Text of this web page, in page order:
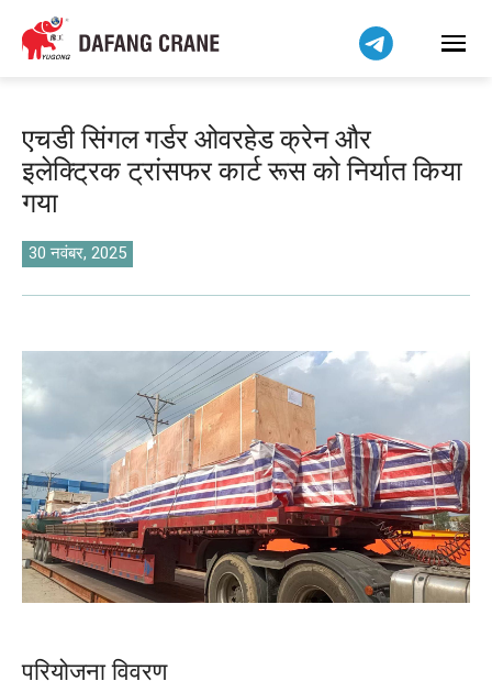
एचडी सिंगल गर्डर ओवरहेड क्रेन और
इलेक्ट्रिक ट्रांसफर कार्ट रूस को निर्यात किया
गया
30 नवंबर, 2025
परियोजना विवरण
Bahasa Indonesia
Bahasa Melayu
বাংলা
فارسی
Pilipino
اردو
Українська
Беларуская мова
Kiswahili
Dansk
Norsk
O‘zbekcha